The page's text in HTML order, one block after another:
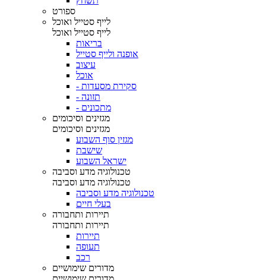
ספורט
לייף סטייל ואוכל
לייף סטייל ואוכל
בריאות
אופנה ולייף סטייל
עיצוב
אוכל
- סקירת מסעדות
- תזונה
- מתכונים
מגזינים וסיכומים
מגזינים וסיכומים
מגזין סוף השבוע
שישבת
ישראל השבוע
טכנולוגיה מדע וסביבה
טכנולוגיה מדע וסביבה
טכנולוגיה מדע וסביבה
בעלי חיים
תיירות ותחבורה
תיירות ותחבורה
תיירות
תעופה
רכב
מדורים שימושיים